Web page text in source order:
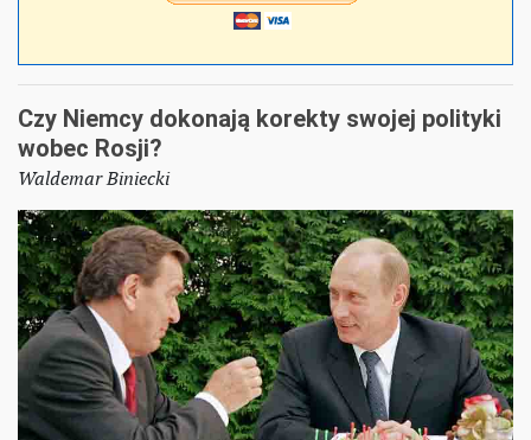
Czy Niemcy dokonają korekty swojej polityki
wobec Rosji?
Waldemar Biniecki